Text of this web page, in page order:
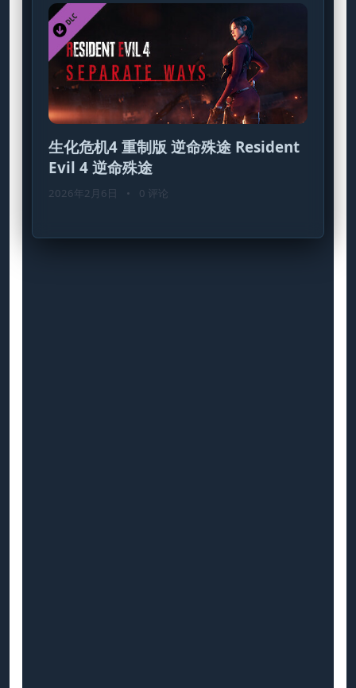
生化危机4 重制版 逆命殊途 Resident
Evil 4 逆命殊途
2026年2月6日 • 0 评论